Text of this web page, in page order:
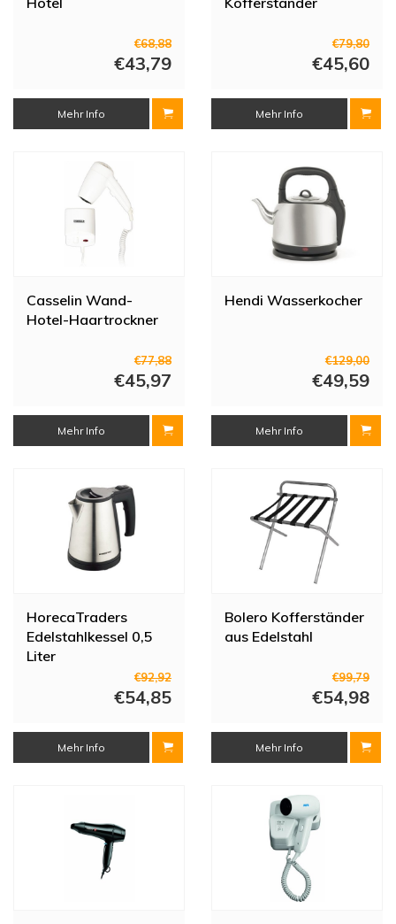
€68,88
€43,79
Mehr Info
€79,80
€45,60
Mehr Info
Casselin Wand-
Hotel-Haartrockner
€77,88
€45,97
Mehr Info
Hendi Wasserkocher
€129,00
€49,59
Mehr Info
HorecaTraders
Edelstahlkessel 0,5
Liter
€92,92
€54,85
Mehr Info
Bolero Kofferständer
aus Edelstahl
€99,79
€54,98
Mehr Info